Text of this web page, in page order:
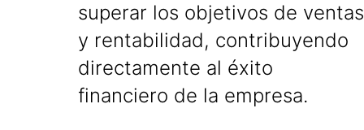
superar los objetivos de ventas
y rentabilidad, contribuyendo
directamente al éxito
financiero de la empresa.